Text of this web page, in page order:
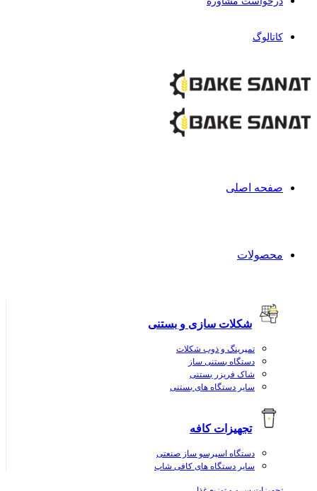
کاتالوگ
صفحه اصلی
محصولات
شکلات سازی و بستنی
تمپرینگ و ذوب شکلات
دستگاه بستنی ساز
شاک فریزر بستنی
سایر دستگاه های بستنی
تجهیزات کافه
دستگاه اسپرسو ساز صنعتی
سایر دستگاه های کافی شاپ